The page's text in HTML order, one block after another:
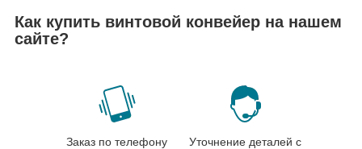
Как купить винтовой конвейер на нашем
сайте?
Заказ по телефону
Уточнение деталей с